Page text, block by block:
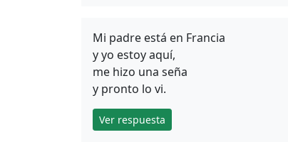
Mi padre está en Francia
y yo estoy aquí,
me hizo una seña
y pronto lo vi.
Ver respuesta